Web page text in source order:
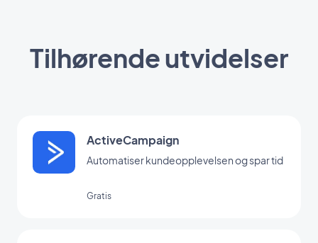
Tilhørende utvidelser
ActiveCampaign
Automatiser kundeopplevelsen og spar tid
Gratis